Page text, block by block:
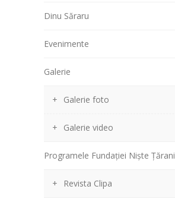
Dinu Săraru
Evenimente
Galerie
Galerie foto
Galerie video
Programele Fundației Niște Țărani
Revista Clipa